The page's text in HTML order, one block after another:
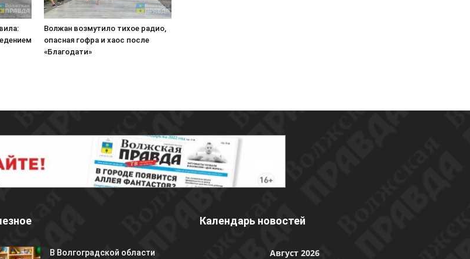
Волжан возмутило тихое радио,
опасная гофра и хаос после
«Благодати»
В Волгоградской области
Календарь новостей
Август 2026